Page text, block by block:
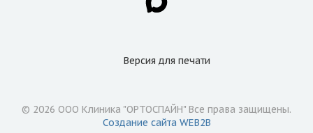
Версия для печати
© 2026 ООО Клиника "ОРТОСПАЙН" Все права защищены.
Создание сайта WEB2B